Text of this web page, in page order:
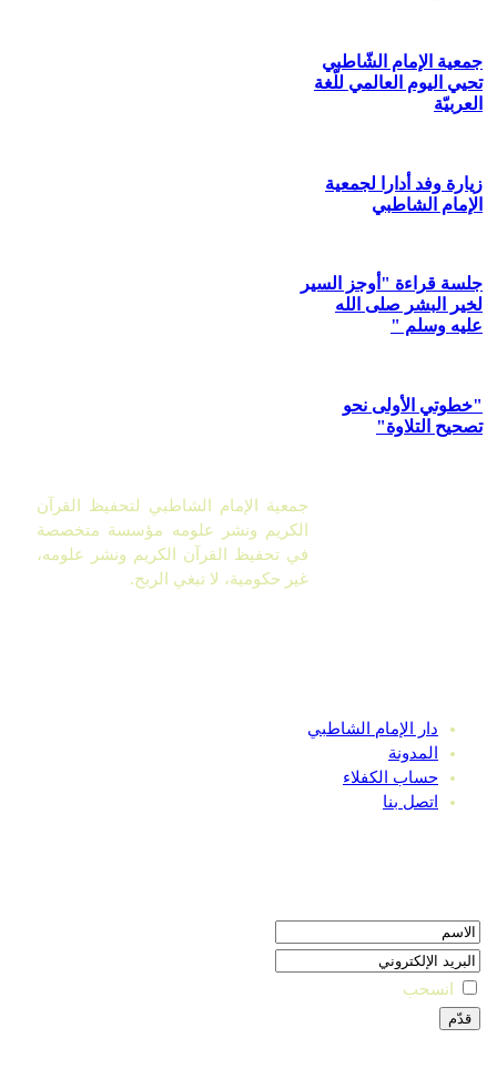
جمعية الإمام الشّاطبي
تحيي اليوم العالمي للّغة
العربيّة
زيارة وفد أدارا لجمعية
الإمام الشاطبي
جلسة قراءة "أوجز السير
لخير البشر صلى الله
عليه وسلم "
"خطوتي الأولى نحو
تصحيح التلاوة"
جمعية الإمام الشاطبي لتحفيظ القرآن
الكريم ونشر علومه مؤسسة متخصصة
في تحفيظ القرآن الكريم ونشر علومه،
غير حكومية، لا تبغي الربح.
دار الإمام الشاطبي
المدونة
حساب الكفلاء
اتصل بنا
انسحب